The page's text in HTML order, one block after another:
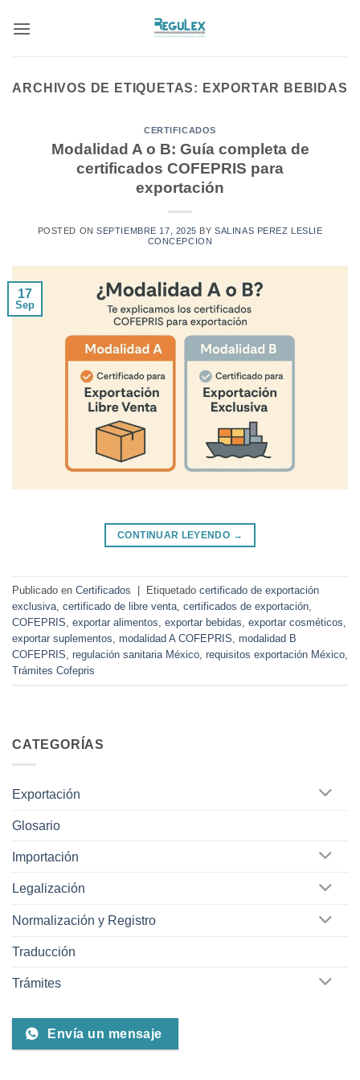
ARCHIVOS DE ETIQUETAS: EXPORTAR BEBIDAS
CERTIFICADOS
Modalidad A o B: Guía completa de
certificados COFEPRIS para
exportación
POSTED ONSEPTIEMBRE 17, 2025 BYSALINAS PEREZ LESLIE
CONCEPCION
17
Sep
CONTINUAR LEYENDO →
Publicado en Certificados | Etiquetado certificado de exportación
exclusiva certificado de libre venta certificados de exportación
COFEPRIS exportar alimentos exportar bebidas exportar cosméticos
exportar suplementos modalidad A COFEPRIS modalidad B
COFEPRIS regulación sanitaria México requisitos exportación México
Trámites Cofepris
CATEGORÍAS
Exportación
Glosario
Importación
Legalización
Normalización y Registro
Traducción
Trámites
Envía un mensaje